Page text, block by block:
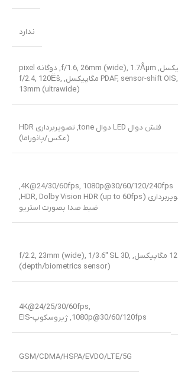
ندارد
12 مگاپیکسل, f/1.6, 26mm (wide), 1.7Âµm, دوگانه pixel
PDAF, sensor-shift OIS,
12 مگاپیکسل, f/2.4, 120Ëš,
13mm (ultrawide)
فلش دوال LED دوال tone, تصویربرداری HDR
(عکس/پانوراما)
4K@24/30/60fps, 1080p@30/60/120/240fps,
تصویربرداری HDR, Dolby Vision HDR (up to 60fps),
ضبط صدا بصورت استریو
12 مگاپیکسل, f/2.2, 23mm (wide), 1/3.6″ SL 3D,
(depth/biometrics sensor)
4K@24/25/30/60fps,
1080p@30/60/120fps, ژیروسکوپ-EIS
GSM/CDMA/HSPA/EVDO/LTE/5G